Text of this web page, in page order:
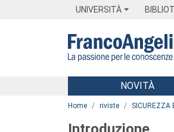
UNIVERSITÀ
Menu
NOVITÀ
Home riviste SICUREZZA